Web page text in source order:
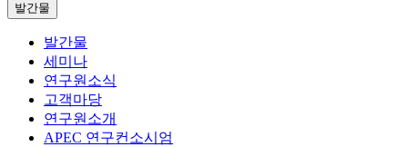
발간물
발간물
세미나
연구원소식
고객마당
연구원소개
APEC 연구컨소시엄